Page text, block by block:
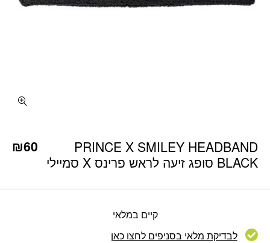
PRINCE X SMILEY HEADBAND
BLACK סופג זיעה לראש פרינס X סמיילי
₪60
קיים במלאי
לבדיקת מלאי בסניפים לחצו כאן